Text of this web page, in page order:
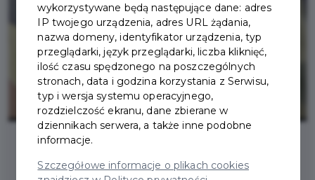
KWALIFIKACJA
wykorzystywane będą następujące dane: adres
IP twojego urządzenia, adres URL żądania,
nazwa domeny, identyfikator urządzenia, typ
przeglądarki, język przeglądarki, liczba kliknięć,
ilość czasu spędzonego na poszczególnych
stronach, data i godzina korzystania z Serwisu,
typ i wersja systemu operacyjnego,
rozdzielczość ekranu, dane zbierane w
dziennikach serwera, a także inne podobne
informacje.
Szczegółowe informacje o plikach cookies